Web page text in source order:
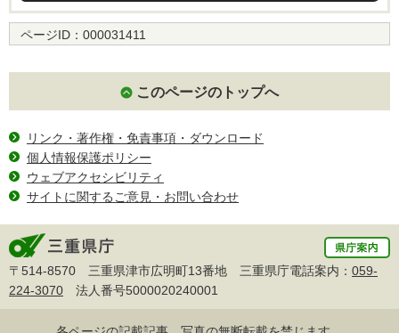
ページID： 000031411
このページのトップへ
リンク・著作権・免責事項・ダウンロード
個人情報保護ポリシー
ウェブアクセシビリティ
サイトに関するご意見・お問い合わせ
〒514-8570 三重県津市広明町13番地 三重県庁電話案内： 059-
224-3070 法人番号5000020240001